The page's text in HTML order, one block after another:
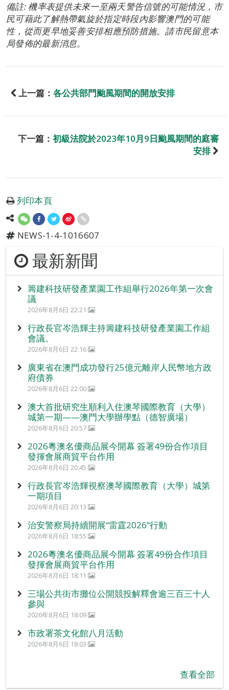
備註: 機率表提供未來一至兩天警告信號的可能情況，市
民可藉此了解熱帶氣旋於指定時段內影響澳門的可能
性，從而更早地妥善安排相應預防措施。請市民留意本
局發佈的最新消息。
上一篇： 各公共部門颱風期間的開放安排
下一篇： 初級法院於2023年10月9日颱風期間的庭審
安排
列印本頁
NEWS-1-4-1016607
最新新聞
籌建科技研發產業園工作組舉行2026年第一次會
議
2026年8月6日 22:21
行政長官岑浩輝主持籌建科技研發產業園工作組
會議。
2026年8月6日 22:16
廣東省在澳門成功發行25億元離岸人民幣地方政
府債券
2026年8月6日 22:00
澳大首批研究生順利入住澳琴國際教育（大學）
城第一期——澳門大學辦學點（德智廣場）
2026年8月6日 20:57
2026粵澳名優商品展今開幕 簽署49份合作項目
發揮會展商貿平台作用
2026年8月6日 20:45
行政長官岑浩輝視察澳琴國際教育（大學）城第
一期項目
2026年8月6日 20:13
治安警察局持續開展“雷霆2026”行動
2026年8月6日 18:55
2026粵澳名優商品展今開幕 簽署49份合作項目
發揮會展商貿平台作用
2026年8月6日 18:11
三場公共街市攤位公開競投解釋會逾三百三十人
參與
2026年8月6日 18:09
市政署茶文化館八月活動
2026年8月6日 18:03
查看全部